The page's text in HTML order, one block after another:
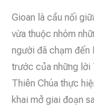
Gioan là cầu nối
vừa thuộc nhóm
người đã chạm đến
trước của những lời
Thiên Chúa thực
khai mở giai đoạn